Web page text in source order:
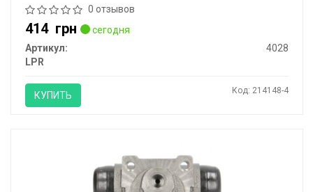
0 отзывов
414 грн
сегодня
Артикул:
4028
LPR
КУПИТЬ Код: 214148-4